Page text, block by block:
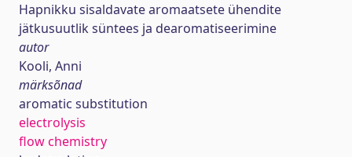
Hapnikku sisaldavate aromaatsete ühendite
jätkusuutlik süntees ja dearomatiseerimine
autor
Kooli, Anni
märksõnad
aromatic substitution
electrolysis
flow chemistry